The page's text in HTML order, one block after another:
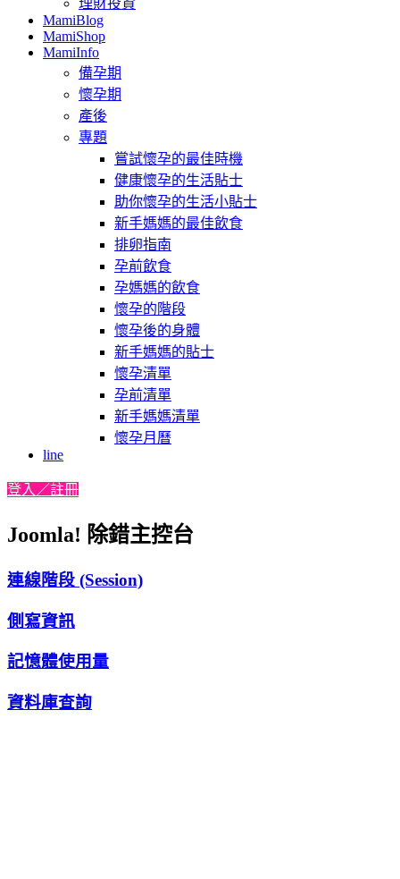
理財投資
MamiBlog
MamiShop
MamiInfo
備孕期
懷孕期
產後
專題
嘗試懷孕的最佳時機
健康懷孕的生活貼士
助你懷孕的生活小貼士
新手媽媽的最佳飲食
排卵指南
孕前飲食
孕媽媽的飲食
懷孕的階段
懷孕後的身體
新手媽媽的貼士
懷孕清單
孕前清單
新手媽媽清單
懷孕月曆
line
登入／註冊
Joomla! 除錯主控台
連線階段 (Session)
側寫資訊
記憶體使用量
資料庫查詢